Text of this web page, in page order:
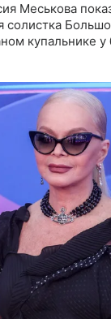
Меськова
солистка
купальнике у